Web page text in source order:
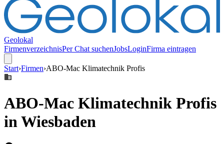
Geolokal
FirmenverzeichnisPer Chat suchenJobsLoginFirma eintragen
Start›Firmen›ABO-Mac Klimatechnik Profis
ABO-Mac Klimatechnik Profis
in Wiesbaden